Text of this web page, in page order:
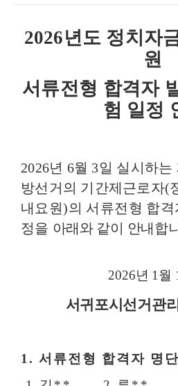
2026년도 정치자
원
서류전형 합격자
험 일정
2026년 6월 3일 실시하는
방선거의 기간제근로자(
내요원)의 서류전형 합
정을 아래와 같이 안내합
2026년 1월
서귀포시선거관
1. 서류전형 합격자 명단